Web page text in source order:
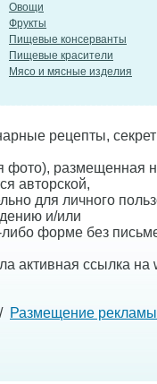
Овощи
Фрукты
Пищевые консерванты
Пищевые красители
Мясо и мясные изделия
рецепты,
фото), размещенная
авторской,
для личного
и/или
форме без
активная ссылка на
/ Размещение рекламы